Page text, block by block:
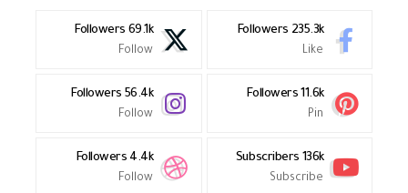
235.3k
Followers
Like
69.1k
Followers
Follow
11.6k
Followers
Pin
56.4k
Followers
Follow
136k
Subscribers
Subscribe
4.4k
Followers
Follow